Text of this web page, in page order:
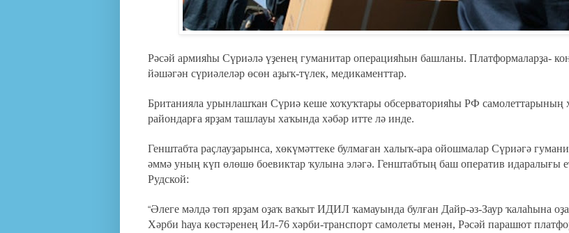
Рәсәй армияһы Сүриәлә үҙенең гуманитар операцияһын башланы. Платформаларҙа-
йәшәгән сүриәлеләр өсөн аҙыҡ-түлек, медикаменттар.
Британияла урынлашҡан Сүриә кеше хоҡуҡтары обсерваторияһы РФ самолеттарының
райондарға ярҙам ташлауы хаҡында хәбәр итте лә инде.
Генштабта раҫлауҙарынса, хөкүмәттеке булмаған халыҡ-ара ойошмалар Сүриәгә
әммә уның күп өлөшө боевиктар ҡулына эләгә. Генштабтың баш оператив идаралығы
Рудской:
“Әлеге мәлдә төп ярҙам оҙаҡ ваҡыт ИДИЛ ҡамауында булған Дайр-әз-Заур ҡалаһына
Хәрби һауа көстәренең Ил-76 хәрби-транспорт самолеты менән, Рәсәй парашют